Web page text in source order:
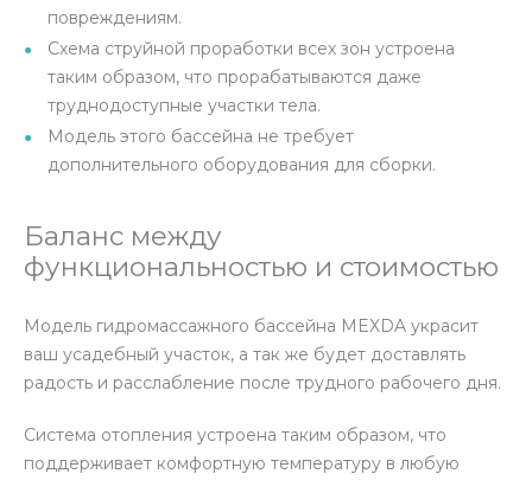
повреждениям.
Схема струйной проработки всех зон устроена
таким образом, что прорабатываются даже
труднодоступные участки тела.
Модель этого бассейна не требует
дополнительного оборудования для сборки.
Баланс между
функциональностью и стоимостью
Модель гидромассажного бассейна MEXDA украсит
ваш усадебный участок, а так же будет доставлять
радость и расслабление после трудного рабочего дня.
Система отопления устроена таким образом, что
поддерживает комфортную температуру в любую